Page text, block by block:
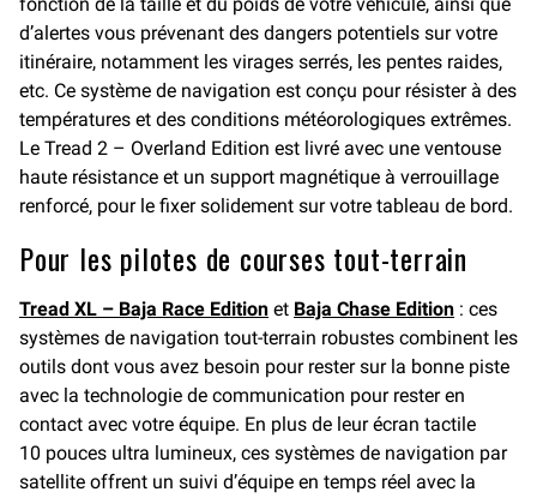
fonction de la taille et du poids de votre véhicule, ainsi que
d’alertes vous prévenant des dangers potentiels sur votre
itinéraire, notamment les virages serrés, les pentes raides,
etc. Ce système de navigation est conçu pour résister à des
températures et des conditions météorologiques extrêmes.
Le Tread 2 – Overland Edition est livré avec une ventouse
haute résistance et un support magnétique à verrouillage
renforcé, pour le fixer solidement sur votre tableau de bord.
Pour les pilotes de courses tout-terrain
Tread XL – Baja Race Edition et Baja Chase Edition : ces
systèmes de navigation tout-terrain robustes combinent les
outils dont vous avez besoin pour rester sur la bonne piste
avec la technologie de communication pour rester en
contact avec votre équipe. En plus de leur écran tactile
10 pouces ultra lumineux, ces systèmes de navigation par
satellite offrent un suivi d’équipe en temps réel avec la